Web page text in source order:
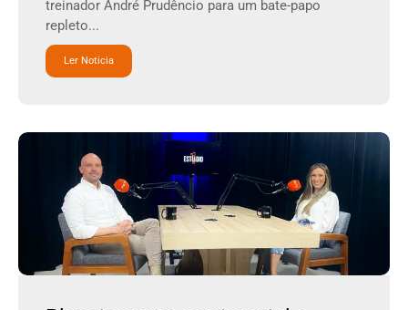
treinador André Prudêncio para um bate-papo
repleto...
Ler Noticia